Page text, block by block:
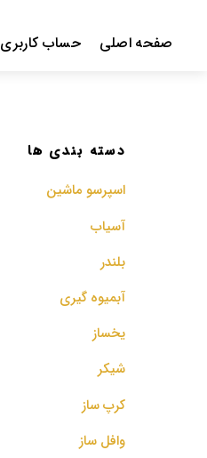
صفحه اصلی حساب کاربری
دسته بندی ها
اسپرسو‌ ماشین
آسیاب
بلندر
آبمیوه گیری
یخساز
شیکر
کرپ ساز
وافل ساز